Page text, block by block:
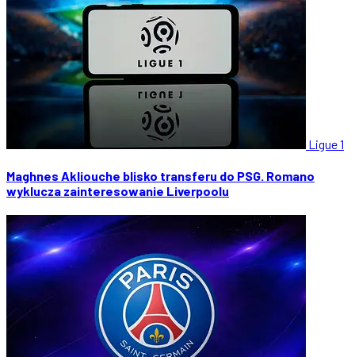
Ligue 1
Maghnes Akliouche blisko transferu do PSG. Romano
wyklucza zainteresowanie Liverpoolu